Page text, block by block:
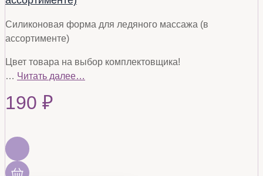
Силиконовая форма для ледяного массажа (в
ассортименте)
Цвет товара на выбор комплектовщика!
… Читать далее…
190 ₽